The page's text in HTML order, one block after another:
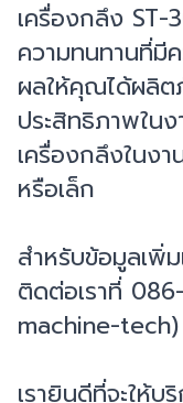
เครื่องกลึง ST-
ความทนทานที่มี
ผลให้คุณได้ผลิ
ประสิทธิภาพใน
เครื่องกลึงในง
หรือเล็ก
สำหรับข้อมูลเพิ่
ติดต่อเราที่
machine-tech)
เรายินดีที่จะให้บ